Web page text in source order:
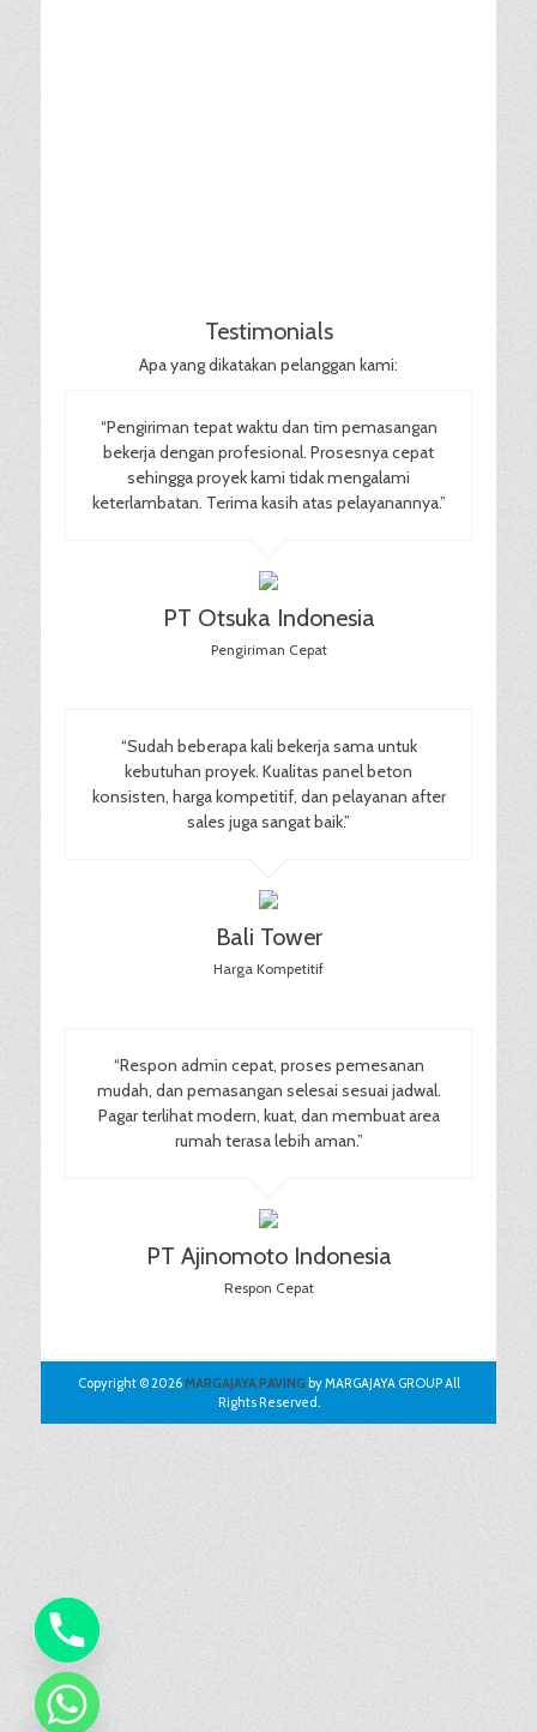
Testimonials
Apa yang dikatakan pelanggan kami:
“Pengiriman tepat waktu dan tim pemasangan
bekerja dengan profesional. Prosesnya cepat
sehingga proyek kami tidak mengalami
keterlambatan. Terima kasih atas pelayanannya.”
PT Otsuka Indonesia
Pengiriman Cepat
“Sudah beberapa kali bekerja sama untuk
kebutuhan proyek. Kualitas panel beton
konsisten, harga kompetitif, dan pelayanan after
sales juga sangat baik.”
Bali Tower
Harga Kompetitif
“Respon admin cepat, proses pemesanan
mudah, dan pemasangan selesai sesuai jadwal.
Pagar terlihat modern, kuat, dan membuat area
rumah terasa lebih aman.”
PT Ajinomoto Indonesia
Respon Cepat
Copyright © 2026MARGAJAYA PAVING by MARGAJAYA GROUP All
Rights Reserved.
chaty